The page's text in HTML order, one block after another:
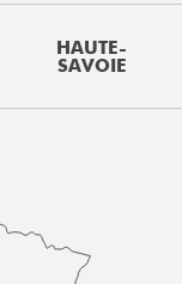
HAUTE-
SAVOIE